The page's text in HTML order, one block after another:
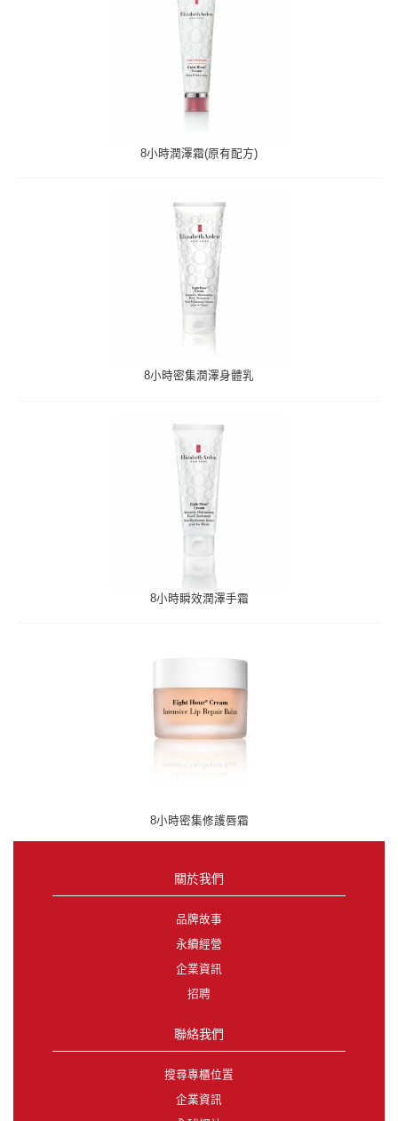
8小時潤澤霜(原有配方)
8小時密集潤澤身體乳
8小時瞬效潤澤手霜
8小時密集修護唇霜
關於我們
品牌故事
永續經營
企業資訊
招聘
聯絡我們
搜尋專櫃位置
企業資訊